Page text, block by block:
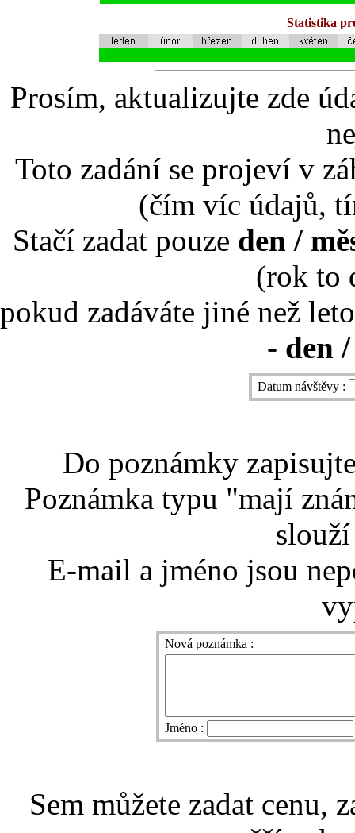
Statistika
Prosím, aktualizujte zde
Toto zadání se projeví v
(čím víc údajů,
Stačí zadat pouze den /
(rok to
pokud zadáváte jiné než
- den
Datum návštěvy :
Do poznámky
Poznámka typu "mají
E-mail a jméno jsou
Nová poznámka :
Jméno :
Sem můžete zadat cenu,